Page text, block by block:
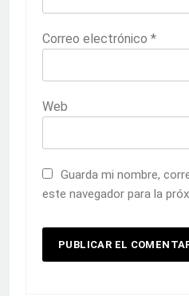
Correo electrónico *
Web
Guarda mi nombre,
este navegador para la